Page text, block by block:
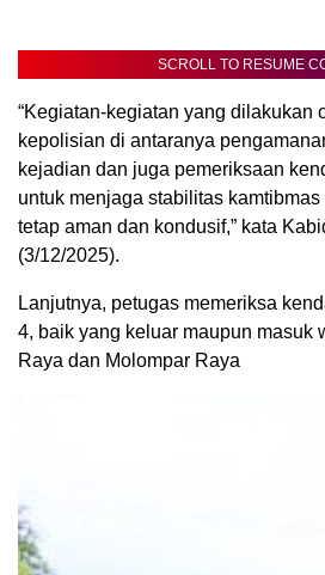
SCROLL TO RESUME
“Kegiatan-kegiatan yang dilakukan
kepolisian di antaranya
kejadian dan juga pemeriksaan
untuk menjaga stabilitas
tetap aman dan kondusif,” kata
(3/12/2025).
Lanjutnya, petugas memeriksa
4, baik yang keluar maupun masuk
Raya dan Molompar Raya